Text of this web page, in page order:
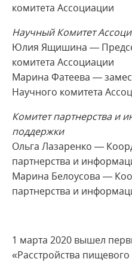
комитета Ассоциации
Научный Комитет
Юлия Ящишина —
комитета Ассоциации
Марина Фатеева —
Научного комитета
Комитет партнерства и
поддержки
Ольга Лазаренко —
партнерства и
Марина Белоусова —
партнерства и
1 марта 2020 вышел
«Расстройства